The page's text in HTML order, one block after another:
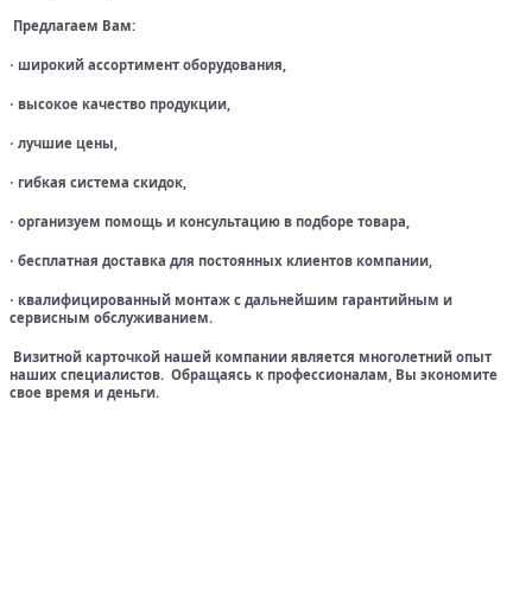
Предлагаем Вам:
· широкий ассортимент оборудования,
· высокое качество продукции,
· лучшие цены,
· гибкая система скидок,
· организуем помощь и консультацию в подборе товара,
· бесплатная доставка для постоянных клиентов компании,
· квалифицированный монтаж с дальнейшим гарантийным и
сервисным обслуживанием.
Визитной карточкой нашей компании является многолетний опыт
наших специалистов. Обращаясь к профессионалам, Вы экономите
свое время и деньги.